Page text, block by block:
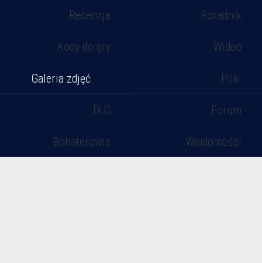
Recenzja Poradnik
Kody do gry Wideo
Galeria zdjęć Pliki
DLC Forum
Bohaterowie Wiadomości